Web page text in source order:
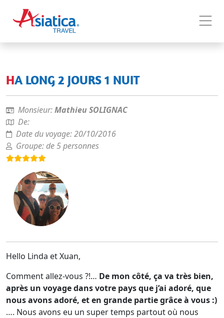
HA LONG 2 JOURS 1 NUIT
Monsieur:Mathieu SOLIGNAC
De:
Date du voyage:20/10/2016
Groupe:de 5 personnes
Hello Linda et Xuan,
Comment allez-vous ?!… De mon côté, ça va très bien,
après un voyage dans votre pays que j’ai adoré, que
nous avons adoré, et en grande partie grâce à vous :)
…. Nous avons eu un super temps partout où nous